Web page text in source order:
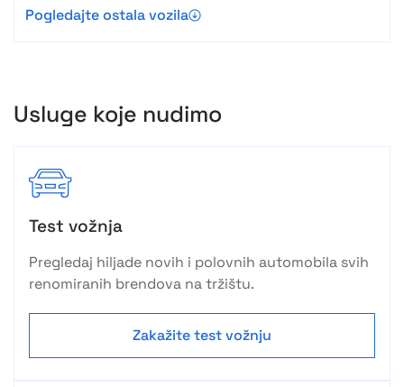
Pogledajte ostala vozila
Usluge koje nudimo
Test vožnja
Pregledaj hiljade novih i polovnih automobila svih
renomiranih brendova na tržištu.
Zakažite test vožnju